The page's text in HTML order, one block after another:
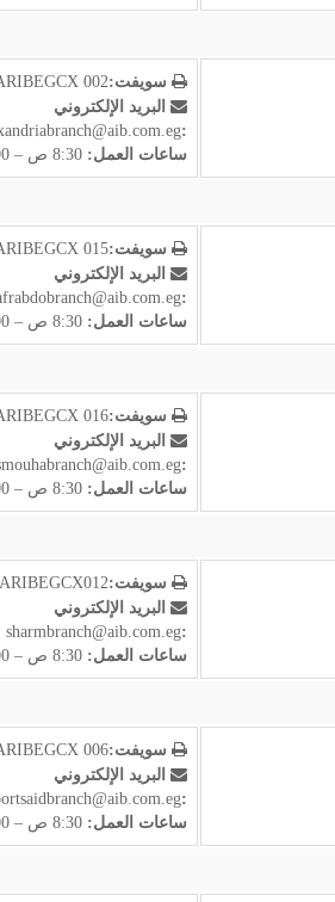
سويفت:002
البريد الإلكتروني
:
ساعات العمل: 8:30 ص – 3:00 م
سويفت:015
البريد الإلكتروني
:
ساعات العمل: 8:30 ص – 3:00 م
سويفت:016
البريد الإلكتروني
:
ساعات العمل: 8:30 ص – 3:00 م
سويفت:ARIBEGCX012
البريد الإلكتروني
:
sharmbranch@aib.com.eg
ساعات العمل: 8:30 ص – 3:00 م
سويفت:006
البريد الإلكتروني
:
ساعات العمل: 8:30 ص – 3:00 م